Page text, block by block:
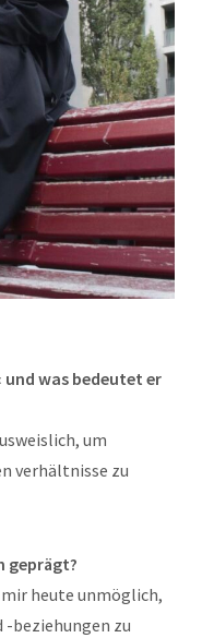
und was bedeutet er
um
verhältnisse zu
geprägt?
heute unmöglich,
beziehungen zu